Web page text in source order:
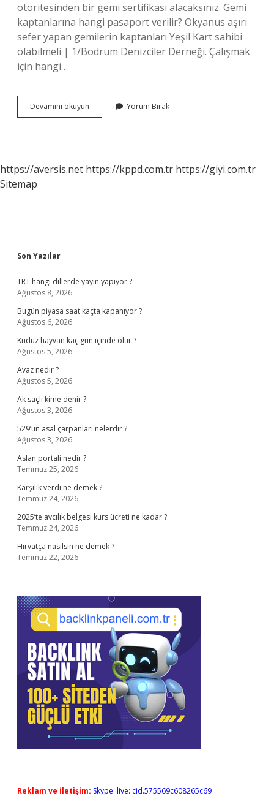
otoritesinden bir gemi sertifikası alacaksınız. Gemi
kaptanlarına hangi pasaport verilir? Okyanus aşırı
sefer yapan gemilerin kaptanları Yeşil Kart sahibi
olabilmeli | 1/Bodrum Denizciler Derneği. Çalışmak
için hangi…
Devamını okuyun Gemide
Çalışmak
Yorum Bırak
https://aversis.net https://kppd.com.tr https://giyi.com.tr
Sitemap
Sidebar
Son Yazılar
TRT hangi dillerde yayın yapıyor ?
Ağustos 8, 2026
Bugün piyasa saat kaçta kapanıyor ?
Ağustos 6, 2026
Kuduz hayvan kaç gün içinde ölür ?
Ağustos 5, 2026
Avaz nedir ?
Ağustos 5, 2026
Ak saçlı kime denir ?
Ağustos 3, 2026
529’un asal çarpanları nelerdir ?
Ağustos 3, 2026
Aslan portali nedir ?
Temmuz 25, 2026
Karşılık verdi ne demek ?
Temmuz 24, 2026
2025’te avcılık belgesi kurs ücreti ne kadar ?
Temmuz 24, 2026
Hirvatça nasılsın ne demek ?
Temmuz 22, 2026
Reklam ve İletişim: Skype: live:.cid.575569c608265c69